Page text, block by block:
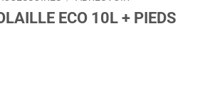
ECO 10L + PIEDS